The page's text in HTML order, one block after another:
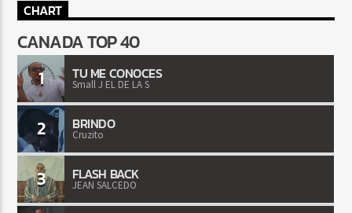
CHART
CANADA TOP 40
1 TU ME CONOCES
Small J EL DE LA S
2 BRINDO
Cruzito
3 FLASH BACK
JEAN SALCEDO